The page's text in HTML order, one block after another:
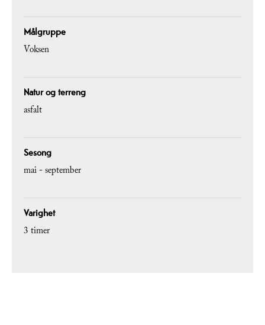
Målgruppe
Voksen
Natur og terreng
asfalt
Sesong
mai - september
Varighet
3 timer